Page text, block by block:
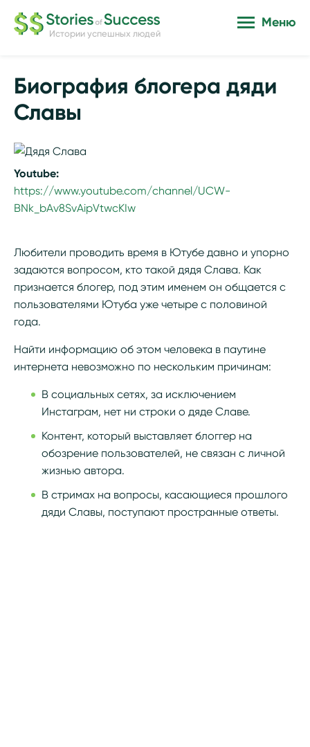
Истории успешных людей
Меню
Биография блогера дяди
Славы
Youtube:
https://www.youtube.com/channel/UCW-
BNk_bAv8SvAipVtwcKIw
Любители проводить время в Ютубе давно и упорно
задаются вопросом, кто такой дядя Слава. Как
признается блогер, под этим именем он общается с
пользователями Ютуба уже четыре с половиной
года.
Найти информацию об этом человека в паутине
интернета невозможно по нескольким причинам:
В социальных сетях, за исключением
Инстаграм, нет ни строки о дяде Славе.
Контент, который выставляет блоггер на
обозрение пользователей, не связан с личной
жизнью автора.
В стримах на вопросы, касающиеся прошлого
дяди Славы, поступают пространные ответы.